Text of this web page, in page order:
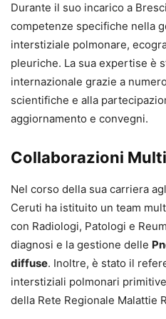
Durante il suo incarico a
competenze specifiche nella
interstiziale polmonare,
pleuriche. La sua expertise è
internazionale grazie a
scientifiche e alla
aggiornamento e convegni.
Collaborazioni
Nel corso della sua carriera
Ceruti ha istituito un team
con Radiologi, Patologi e
diagnosi e la gestione delle
diffuse. Inoltre, è stato il
interstiziali polmonari
della Rete Regionale Malattie